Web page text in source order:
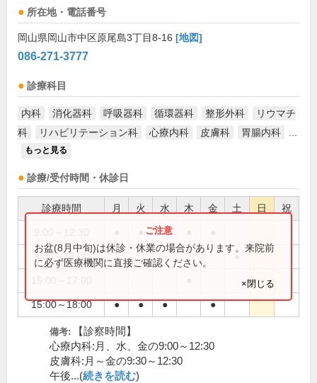
所在地・電話番号
岡山県岡山市中区原尾島3丁目8-16 [地図]
086-271-3777
診療科目
内科 消化器科 呼吸器科 循環器科 整形外科
リウマチ
科
リハビリテーション科 心療内科 皮膚科 胃腸内科
もっと見る
診療/受付時間・休診日
診療時間 月 火 水 木 金 土 日 祝
●
9:00～13:00 ●
15:00～18:00 ● ● ● ●
お盆(8月中旬)は休診・休業の場合があります。来院前
に必ず医療機関に直接ご確認ください。
×閉じる
備考:
【診察時間】
心療内科:月、水、金の9:00～12:30
皮膚科:月～金の9:30～12:30
午後...(続きを読む)